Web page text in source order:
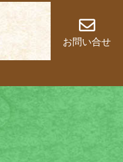
お問い合せ